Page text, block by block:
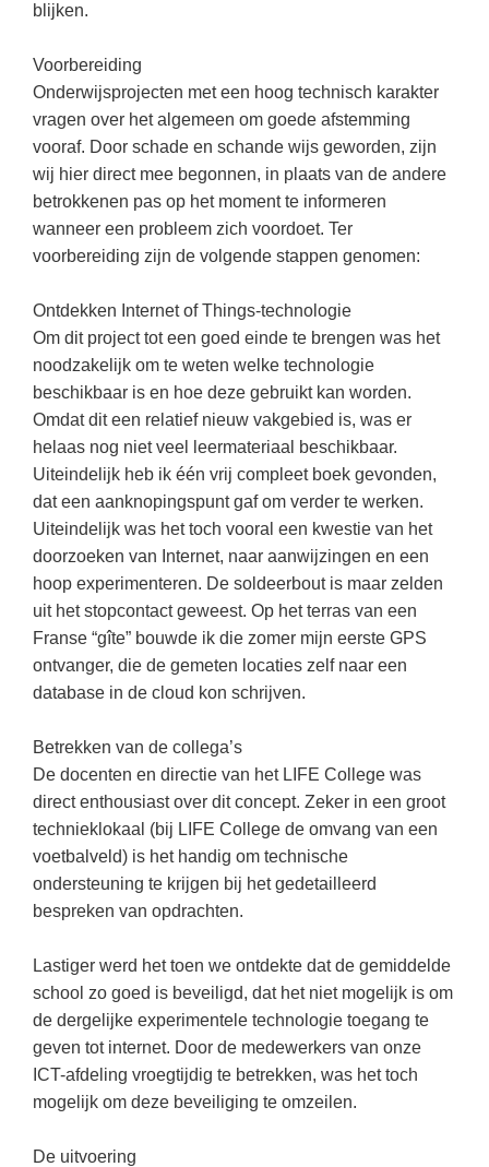
THEMA'S
Budgetteren
De boerderij
Duurzaamheid
Eerste wereldoorlog
Feest- en Gedenkdagen
Godsdienstonderwijs
Kerstfeest
Kinderboekenweek
Kleurplaten
Mediawijsheid
Onderwijsprijs
Ruimte
Schoolreisideeën
Seizoenen
Seksualiteit
Sinterklaas
Spelletjes
Startpagina onderwijs
Tweede Wereldoorlog
Geld PO
Geld VO
Geschiedenis
Maatschappijleer
Orientatie
Sociale vaardigheden
Taalvaardigheid
Vakoverstijgend
MEER...
AI voor het onderwijs
Kruiswoordpuzzels
Onderwijslonen
Vrijeschoolonderwijs
Montessori onderwijs
Daltononderwijs
Schoolspullen
Onderwijsvacatures
Afscheidstekst collega
Studieschuld & Hypotheek
Studenten laptop
Docentenplein nieuwsbrief
Nieuwsbrief archief
Onderwijs CV
blijken.
Voorbereiding
Onderwijsprojecten met een hoog technisch karakter
vragen over het algemeen om goede afstemming
vooraf. Door schade en schande wijs geworden, zijn
wij hier direct mee begonnen, in plaats van de andere
betrokkenen pas op het moment te informeren
wanneer een probleem zich voordoet. Ter
voorbereiding zijn de volgende stappen genomen:
Ontdekken Internet of Things-technologie
Om dit project tot een goed einde te brengen was het
noodzakelijk om te weten welke technologie
beschikbaar is en hoe deze gebruikt kan worden.
Omdat dit een relatief nieuw vakgebied is, was er
helaas nog niet veel leermateriaal beschikbaar.
Uiteindelijk heb ik één vrij compleet boek gevonden,
dat een aanknopingspunt gaf om verder te werken.
Uiteindelijk was het toch vooral een kwestie van het
doorzoeken van Internet, naar aanwijzingen en een
hoop experimenteren. De soldeerbout is maar zelden
uit het stopcontact geweest. Op het terras van een
Franse “gîte” bouwde ik die zomer mijn eerste GPS
ontvanger, die de gemeten locaties zelf naar een
database in de cloud kon schrijven.
Betrekken van de collega’s
De docenten en directie van het LIFE College was
direct enthousiast over dit concept. Zeker in een groot
technieklokaal (bij LIFE College de omvang van een
voetbalveld) is het handig om technische
ondersteuning te krijgen bij het gedetailleerd
bespreken van opdrachten.
Lastiger werd het toen we ontdekte dat de gemiddelde
school zo goed is beveiligd, dat het niet mogelijk is om
de dergelijke experimentele technologie toegang te
geven tot internet. Door de medewerkers van onze
ICT-afdeling vroegtijdig te betrekken, was het toch
mogelijk om deze beveiliging te omzeilen.
De uitvoering